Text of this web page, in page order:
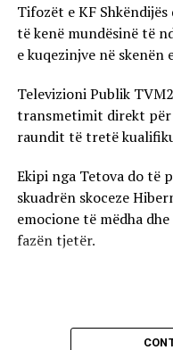
Tifozët e KF
të kenë mundësinë të
e kuqezinjve në skenën
Televizioni Publik
transmetimit direkt për
raundit të tretë
Ekipi nga Tetova do të
skuadrën skoceze
emocione të mëdha
fazën tjetër.